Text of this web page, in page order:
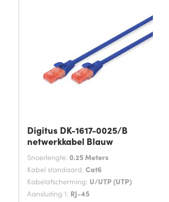
Digitus DK-1617-0025/B
netwerkkabel Blauw
Snoerlengte: 0.25 Meters
Kabel standaard: Cat6
Kabelafscherming: U/UTP (UTP)
Aansluiting 1: RJ-45